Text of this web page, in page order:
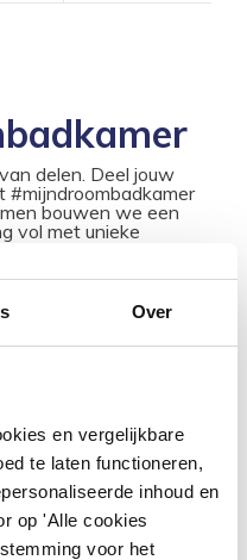
Over
en vergelijkbare
te laten functioneren,
inhoud en
op 'Alle cookies
voor het
delen. Deel jouw
#mijndroombadkamer
bouwen we een
vol met unieke